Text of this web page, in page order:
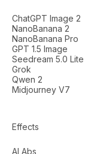
ChatGPT Image 2
NanoBanana 2
NanoBanana Pro
GPT 1.5 Image
Seedream 5.0 Lite
Grok
Qwen 2
Midjourney V7
Effects
AI Abs